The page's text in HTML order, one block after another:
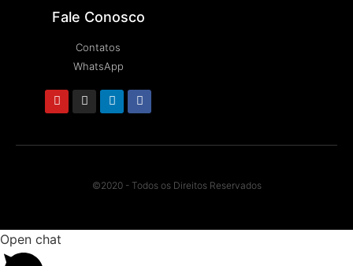
Fale Conosco
Contatos
WhatsApp
©2020 - Todos os Direitos Reservados
Open chat